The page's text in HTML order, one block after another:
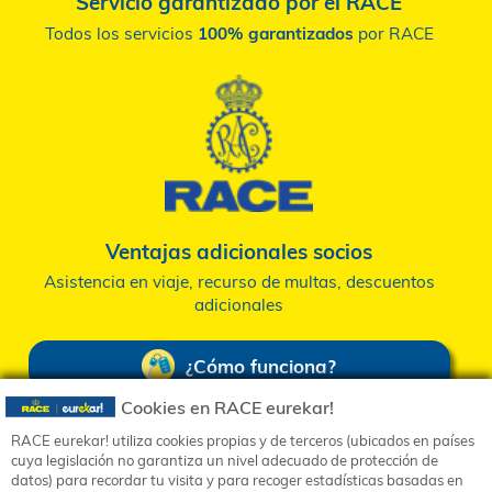
Cookies en RACE eurekar!
RACE eurekar! utiliza cookies propias y de terceros (ubicados en países
cuya legislación no garantiza un nivel adecuado de protección de
datos) para recordar tu visita y para recoger estadísticas basadas en
apoyándote, resolviendo tus dudas y
calidad
Sin colas, sin tiempos de espera
Servicio garantizado por el RACE
Todos los servicios100% garantizadospor
Política de privacidad
Política de cookies